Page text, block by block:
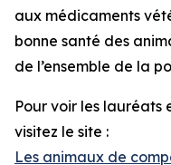
aux médicaments
bonne santé des
de l’ensemble de la
Pour voir les lauréats
visitez le site :
Les animaux de